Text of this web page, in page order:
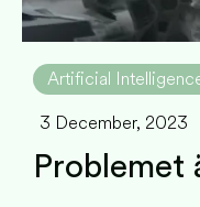
Artificial
3 December, 2023
Problemet